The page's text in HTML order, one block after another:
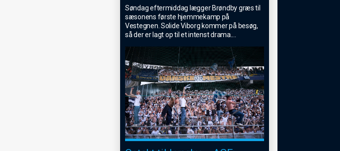
Søndag eftermiddag lægger Brøndby græs til
sæsonens første hjemmekamp på
Vestegnen. Solide Viborg kommer på besøg,
så der er lagt op til et intenst drama.